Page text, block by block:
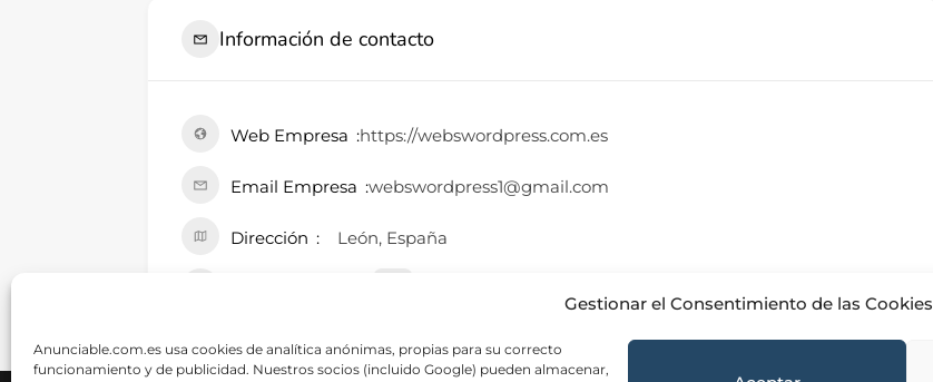
Gestionar el Consentimiento de las Cookies
Anunciable.com.es usa cookies de analítica anónimas, propias para su correcto
funcionamiento y de publicidad. Nuestros socios (incluido Google) pueden almacenar,
Información de contacto
Web Empresa https://webswordpress.com.es
Email Empresa webswordpress1@gmail.com
Dirección León, España